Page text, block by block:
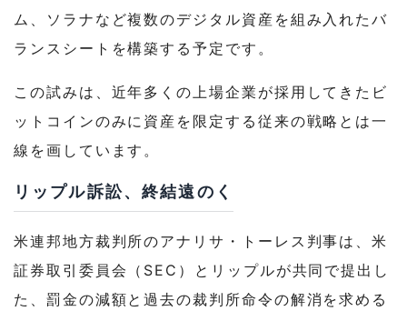
ム、ソラナなど複数のデジタル資産を組み入れたバ
ランスシートを構築する予定です。
この試みは、近年多くの上場企業が採用してきたビ
ットコインのみに資産を限定する従来の戦略とは一
線を画しています。
リップル訴訟、終結遠のく
米連邦地方裁判所のアナリサ・トーレス判事は、米
証券取引委員会（SEC）とリップルが共同で提出し
た、罰金の減額と過去の裁判所命令の解消を求める